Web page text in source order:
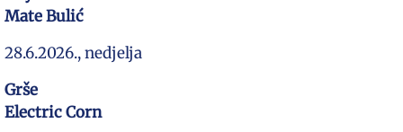
Mate Bulić
28.6.2026., nedjelja
Grše
Electric Corn